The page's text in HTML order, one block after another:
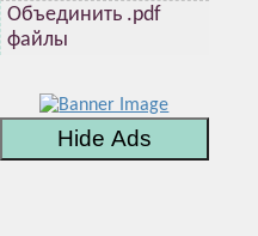
Объединить .pdf
файлы
Hide Ads